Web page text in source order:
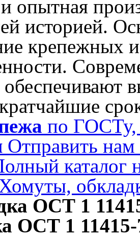
опытная
историей.
крепежных
по ГОСТу,
Отправить
каталог
ОСТ 1
ОСТ 1 11415-